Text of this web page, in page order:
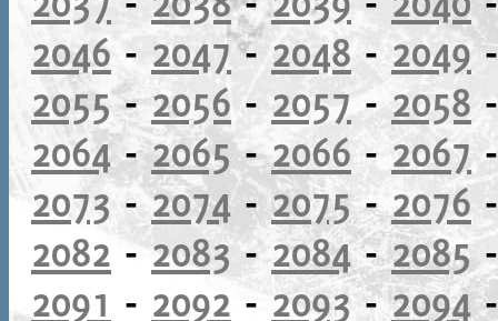
2046 - 2047-2048-2049
2055-2056 - 2057-2058
2064-2065-2066-2067
2073 -2074-2075-2076
2082 -2083-2084-2085
2091 - 2092 -2093-2094